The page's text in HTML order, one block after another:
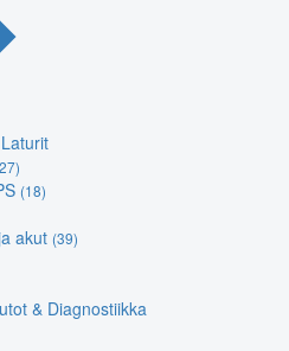
(18)
akut (39)
& Diagnostiikka